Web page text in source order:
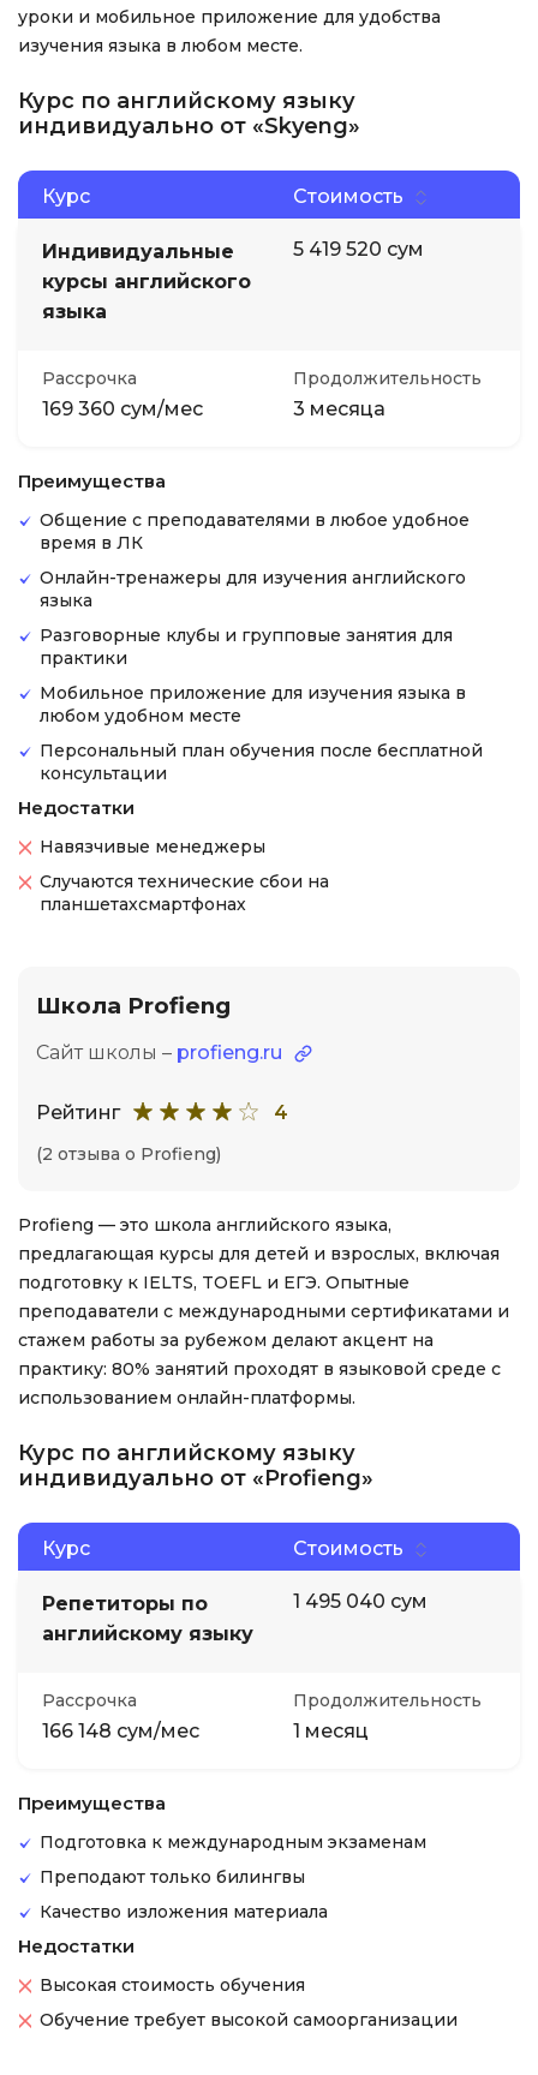
уроки и мобильное приложение для удобства
изучения языка в любом месте.
Курс по английскому языку
индивидуально от «Skyeng»
Курс Стоимость
Индивидуальные
курсы английского
языка
5 419 520 сум
Рассрочка
169 360 сум/мес
Продолжительность
3 месяца
Преимущества
Общение с преподавателями в любое удобное
время в ЛК
Онлайн-тренажеры для изучения английского
языка
Разговорные клубы и групповые занятия для
практики
Мобильное приложение для изучения языка в
любом удобном месте
Персональный план обучения после бесплатной
консультации
Недостатки
Навязчивые менеджеры
Случаются технические сбои на
планшетахсмартфонах
Школа Profieng
Сайт школы – profieng.ru
Рейтинг 4
(2 отзыва о Profieng)
Profieng — это школа английского языка,
предлагающая курсы для детей и взрослых, включая
подготовку к IELTS, TOEFL и ЕГЭ. Опытные
преподаватели с международными сертификатами и
стажем работы за рубежом делают акцент на
практику: 80% занятий проходят в языковой среде с
использованием онлайн-платформы.
Курс по английскому языку
индивидуально от «Profieng»
Курс Стоимость
Репетиторы по
английскому языку
1 495 040 сум
Рассрочка
166 148 сум/мес
Продолжительность
1 месяц
Преимущества
Подготовка к международным экзаменам
Преподают только билингвы
Качество изложения материала
Недостатки
Высокая стоимость обучения
Обучение требует высокой самоорганизации